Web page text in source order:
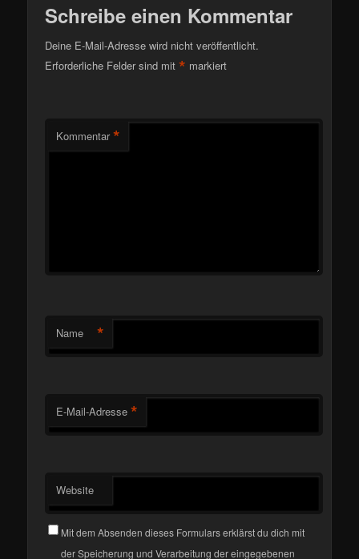
Schreibe einen Kommentar
Deine E-Mail-Adresse wird nicht veröffentlicht.
Erforderliche Felder sind mit* markiert
Kommentar *
Name *
E-Mail-Adresse *
Website
Mit dem Absenden dieses Formulars erklärst du dich mit
der Speicherung und Verarbeitung der eingegebenen